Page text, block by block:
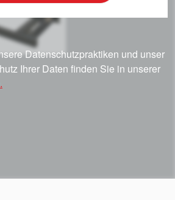
Datenschutzpraktiken und unser
Ihrer Daten finden Sie in unserer